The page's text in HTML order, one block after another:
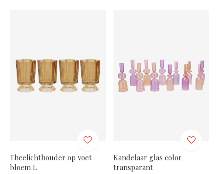
Theelichthouder op voet
bloem L
Kandelaar glas color
transparant